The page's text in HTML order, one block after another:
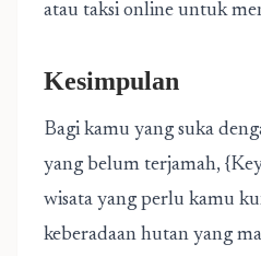
atau taksi online untuk
Kesimpulan
Bagi kamu yang suka
yang belum terjamah,
wisata yang perlu kamu
keberadaan hutan yang